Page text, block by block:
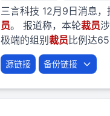
三言科技 12月9日消息
员。 报道称，本轮裁员
极端的组别 裁员 比例达
源链接 备份链接